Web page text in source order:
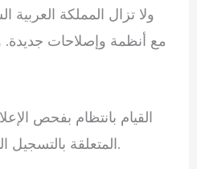
ولا تزال المملكة العربية
مع أنظمة وإصلاحات جديدة.
القيام بانتظام بفحص
المتعلقة بالتسجيل التجاري وإصدار التراخيص.